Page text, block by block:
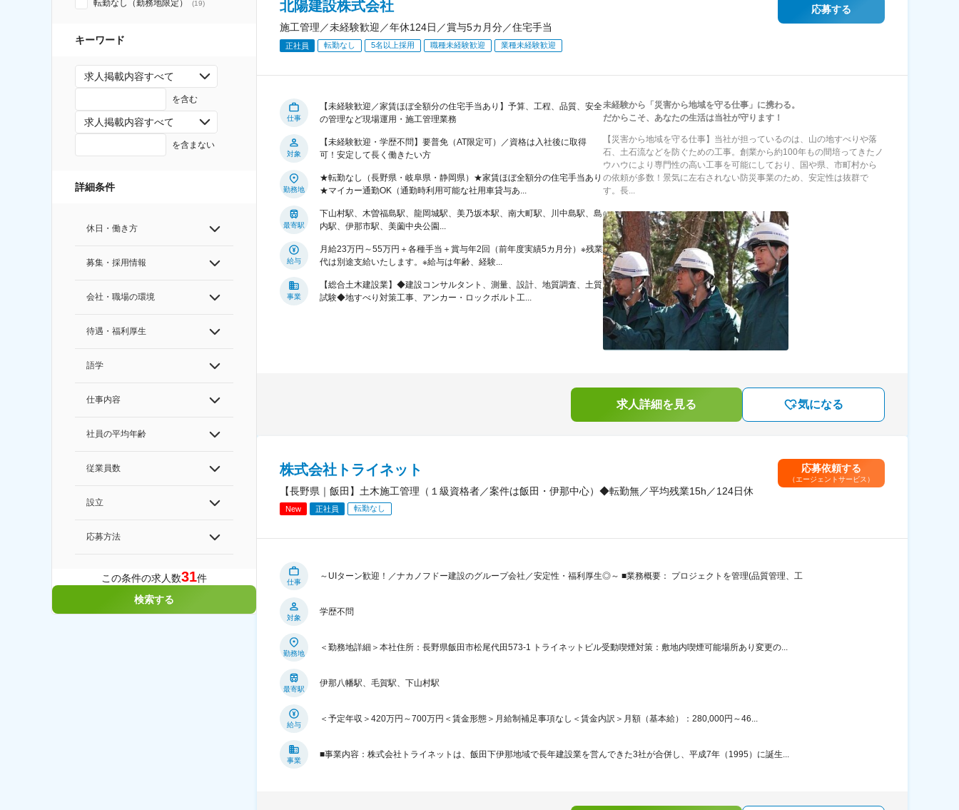
転勤なし（勤務地限定） (19)
キーワード
求人掲載内容すべて
を含む
求人掲載内容すべて
を含まない
詳細条件
休日・働き方
募集・採用情報
会社・職場の環境
待遇・福利厚生
語学
仕事内容
社員の平均年齢
従業員数
設立
応募方法
この条件の求人数31件
検索する
北陽建設株式会社
施工管理／未経験歓迎／年休124日／賞与5カ月分／住宅手当
正社員 転勤なし 5名以上採用 職種未経験歓迎 業種未経験歓迎
応募する
仕事
【未経験歓迎／家賃ほぼ全額分の住宅手当あり】予算、工程、品質、安全
の管理など現場運用・施工管理業務
対象
【未経験歓迎・学歴不問】要普免（AT限定可）／資格は入社後に取得
可！安定して長く働きたい方
勤務地
★転勤なし（長野県・岐阜県・静岡県）★家賃ほぼ全額分の住宅手当あり
★マイカー通勤OK（通勤時利用可能な社用車貸与あ...
最寄駅
下山村駅、木曽福島駅、龍岡城駅、美乃坂本駅、南大町駅、川中島駅、島
内駅、伊那市駅、美薗中央公園...
給与
月給23万円～55万円＋各種手当＋賞与年2回（前年度実績5カ月分）※残業
代は別途支給いたします。※給与は年齢、経験...
事業
【総合土木建設業】◆建設コンサルタント、測量、設計、地質調査、土質
試験◆地すべり対策工事、アンカー・ロックボルト工...
未経験から「災害から地域を守る仕事」に携わる。
だからこそ、あなたの生活は当社が守ります！
【災害から地域を守る仕事】当社が担っているのは、山の地すべりや落
石、土石流などを防ぐための工事。創業から約100年もの間培ってきたノ
ウハウにより専門性の高い工事を可能にしており、国や県、市町村から
の依頼が多数！景気に左右されない防災事業のため、安定性は抜群で
す。長...
求人詳細を見る 気になる
株式会社トライネット
【長野県｜飯田】土木施工管理（１級資格者／案件は飯田・伊那中心）◆転勤無／平均残業15h／124日休
New 正社員 転勤なし
応募依頼する
（エージェントサービス）
仕事
～UIターン歓迎！／ナカノフドー建設のグループ会社／安定性・福利厚生◎～ ■業務概要： プロジェクトを管理(品質管理、工
対象
学歴不問
勤務地
＜勤務地詳細＞本社住所：長野県飯田市松尾代田573-1 トライネットビル受動喫煙対策：敷地内喫煙可能場所あり変更の...
最寄駅
伊那八幡駅、毛賀駅、下山村駅
給与
＜予定年収＞420万円～700万円＜賃金形態＞月給制補足事項なし＜賃金内訳＞月額（基本給）：280,000円～46...
事業
■事業内容：株式会社トライネットは、飯田下伊那地域で長年建設業を営んできた3社が合併し、平成7年（1995）に誕生...